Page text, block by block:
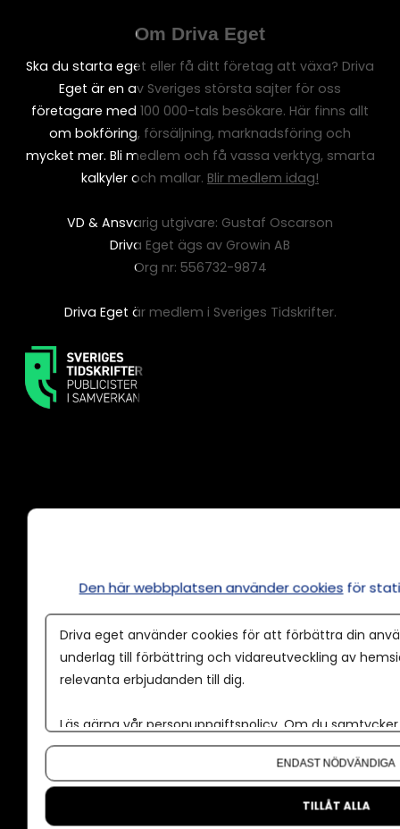
Om Driva Eget
Ska du starta eget eller få ditt företag att växa? Driva
Eget är en av Sveriges största sajter för oss
företagare med 100 000-tals besökare. Här finns allt
om bokföring, försäljning, marknadsföring och
mycket mer. Bli medlem och få vassa verktyg, smarta
kalkyler och mallar. Blir medlem idag!
VD & Ansvarig utgivare: Gustaf Oscarson
Driva Eget ägs av Growin AB
Org nr: 556732-9874
Driva Eget är medlem i Sveriges Tidskrifter.
Våra användarvillkor
Policy för AI
Annonspolicy
Tillgänglighet
Om oss
Den här webbplatsen använder cookies för
Driva eget använder cookies för att förbättra din
underlag till förbättring och vidareutveckling av
relevanta erbjudanden till dig.
Läs gärna vår personuppgiftspolicy. Om du
Om du vill ändra ditt val i efterhand hittar du den
ENDAST NÖDVÄNDIGA
TILLÅT ALLA